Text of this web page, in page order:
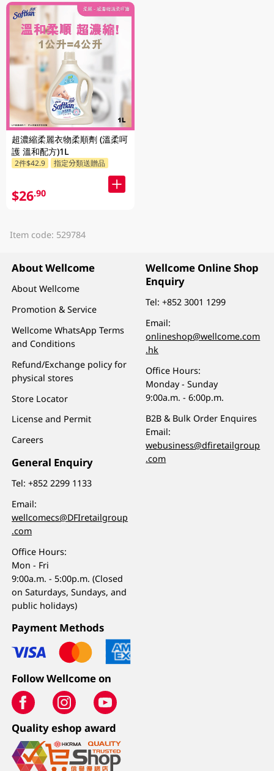
超濃縮柔麗衣物柔順劑 (溫柔呵
護 溫和配方)1L
2件$42.9 指定分類送贈品
$26.90
Item code: 529784
About Wellcome
About Wellcome
Promotion & Service
Wellcome WhatsApp Terms
and Conditions
Refund/Exchange policy for
physical stores
Store Locator
License and Permit
Careers
General Enquiry
Tel:+852 2299 1133
Email:
wellcomecs@DFIretailgroup
.com
Office Hours:
Mon - Fri
9:00a.m. - 5:00p.m. (Closed
on Saturdays, Sundays, and
public holidays)
Wellcome Online Shop
Enquiry
Tel:+852 3001 1299
Email:
onlineshop@wellcome.com
.hk
Office Hours:
Monday - Sunday
9:00a.m. - 6:00p.m.
B2B & Bulk Order Enquires
Email:
webusiness@dfiretailgroup
.com
Payment Methods
Follow Wellcome on
Quality eshop award